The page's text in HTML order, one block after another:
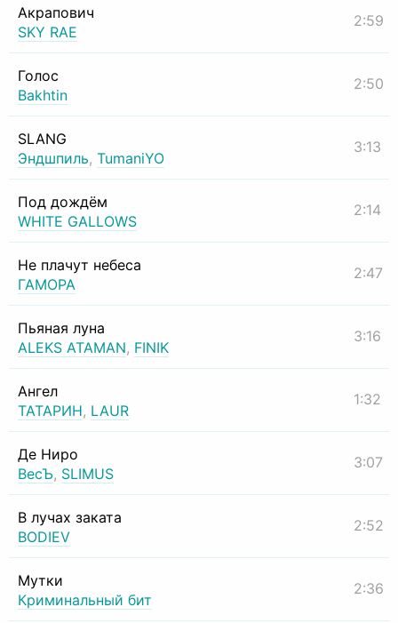
Акрапович
SKY RAE
2:59
Голос
Bakhtin
2:50
SLANG
Эндшпиль, TumaniYO
3:13
Под дождём
WHITE GALLOWS
2:14
Не плачут небеса
ГАМОРА
2:47
Пьяная луна
ALEKS ATAMAN, FINIK
3:16
Ангел
ТАТАРИН, LAUR
1:32
Де Ниро
ВесЪ, SLIMUS
3:07
В лучах заката
BODIEV
2:52
Мутки
Криминальный бит
2:36